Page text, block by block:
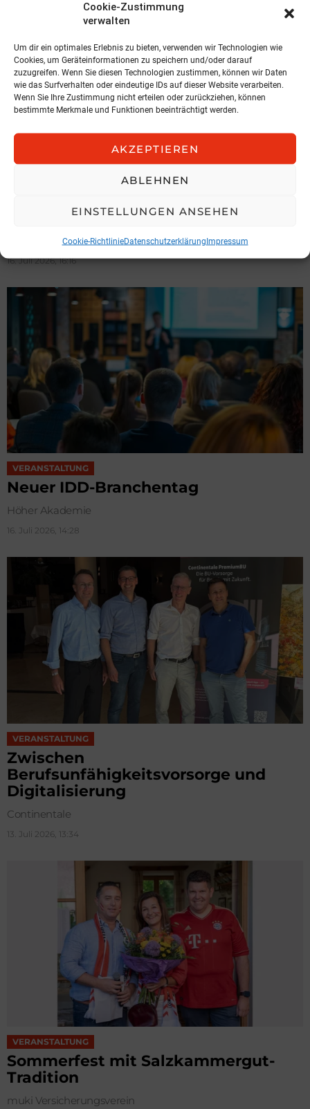
Cookie-Zustimmung
verwalten
Um dir ein optimales Erlebnis zu bieten, verwenden wir Technologien wie
Cookies, um Geräteinformationen zu speichern und/oder darauf
zuzugreifen. Wenn Sie diesen Technologien zustimmen, können wir Daten
wie das Surfverhalten oder eindeutige IDs auf dieser Website verarbeiten.
Wenn Sie Ihre Zustimmung nicht erteilen oder zurückziehen, können
bestimmte Merkmale und Funktionen beeinträchtigt werden.
AKZEPTIEREN
ABLEHNEN
EINSTELLUNGEN ANSEHEN
Cookie-RichtlinieDatenschutzerklärungImpressum
Vertrieb neu gedacht:
Vertrieb im Zentrum
16. Juli 2026, 16:16
VERANSTALTUNG
Neuer IDD-Branchentag
Höher Akademie
16. Juli 2026, 14:28
VERANSTALTUNG
Zwischen
Berufsunfähigkeitsvorsorge und
Digitalisierung
Continentale
13. Juli 2026, 13:34
VERANSTALTUNG
Sommerfest mit Salzkammergut-
Tradition
muki Versicherungsverein